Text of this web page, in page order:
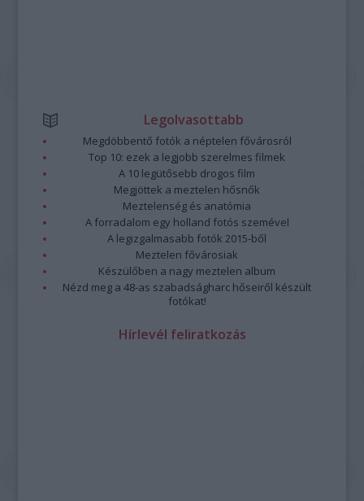
Legolvasottabb
Megdöbbentő fotók a néptelen fővárosról
Top 10: ezek a legjobb szerelmes filmek
A 10 legütősebb drogos film
Megjöttek a meztelen hősnők
Meztelenség és anatómia
A forradalom egy holland fotós szemével
A legizgalmasabb fotók 2015-ből
Meztelen fővárosiak
Készülőben a nagy meztelen album
Nézd meg a 48-as szabadságharc hőseiről készült
fotókat!
Hírlevél feliratkozás